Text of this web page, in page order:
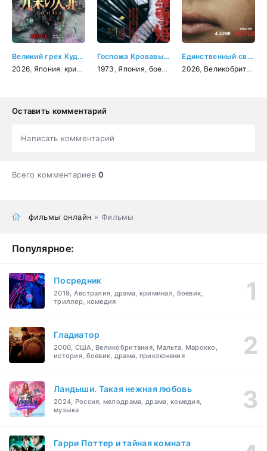
Великий грех Кудзё
2026 Япония криминал ,триллер,драма
Госпожа Кровавый Снег
1973 Япония боевик драма
Единственный свидетель
2026 Великобритания
Оставить комментарий
Написать комментарий
Всего комментариев0
фильмы онлайн » Фильмы
Популярное:
Посредник
2019, Австралия, драма, криминал, боевик,
триллер, комедия
Гладиатор
2000, США, Великобритания, Мальта, Марокко,
история, боевик, драма, приключения
Ландыши. Такая нежная любовь
2024, Россия, мелодрама, драма, комедия,
музыка
Гарри Поттер и тайная комната